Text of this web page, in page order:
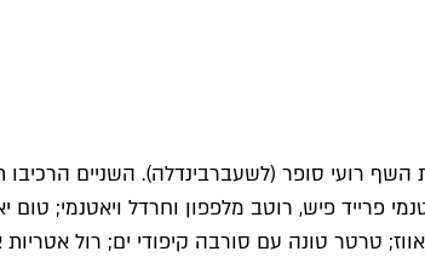
השף רועי סופר (לשעברבינדלה). השניים
טרטר טונה עם סורבה קיפודי ים; רול אטריות